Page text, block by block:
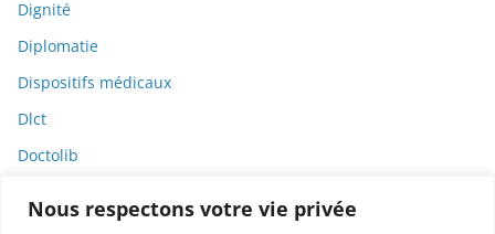
Nous respectons votre vie privée
Dignité
Diplomatie
Dispositifs médicaux
Dlct
Doctolib